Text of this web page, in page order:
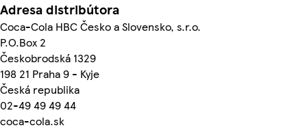
Adresa distribútora
Coca-Cola HBC Česko a Slovensko, s.r.o.
P.O.Box 2
Českobrodská 1329
198 21 Praha 9 - Kyje
Česká republika
02-49 49 49 44
coca-cola.sk